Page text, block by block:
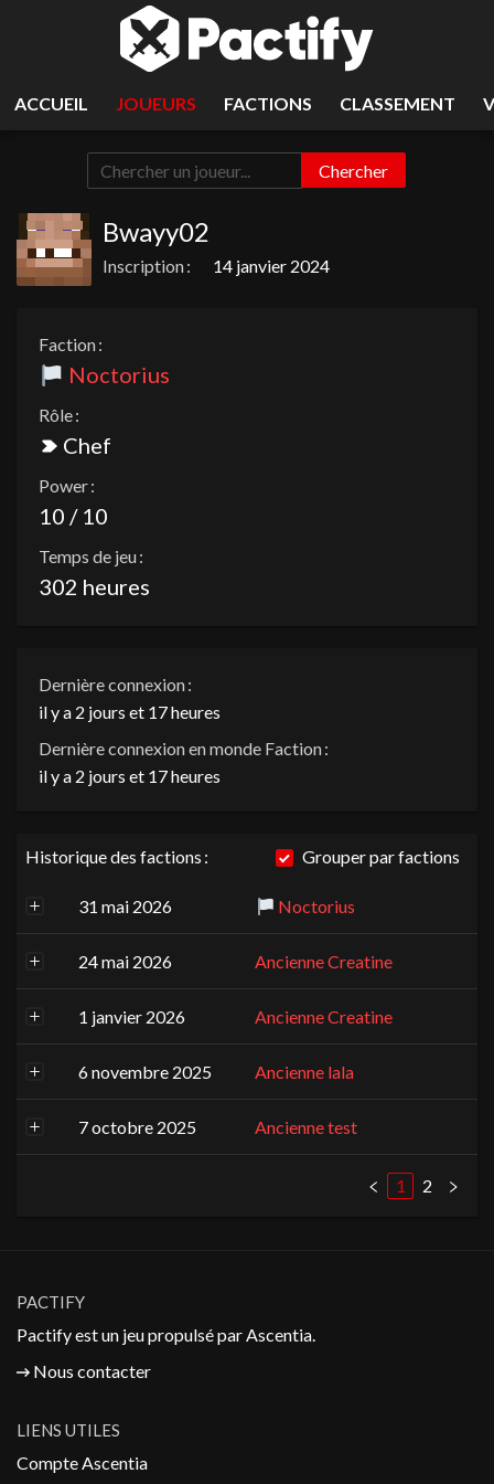
ACCUEIL JOUEURS FACTIONS CLASSEMENT
Chercher
Bwayy02
Inscription : 14 janvier 2024
Faction :
Noctorius
Rôle :
Chef
Power :
10 / 10
Temps de jeu :
302 heures
Dernière connexion :
il y a 2 jours et 17 heures
Dernière connexion en monde Faction :
il y a 2 jours et 17 heures
Historique des factions : Grouper par factions
31 mai 2026 Noctorius
24 mai 2026 Ancienne Creatine
1 janvier 2026 Ancienne Creatine
6 novembre 2025 Ancienne lala
7 octobre 2025 Ancienne test
1 2
PACTIFY
Pactify est un jeu propulsé parAscentia.
Nous contacter
LIENS UTILES
Compte Ascentia